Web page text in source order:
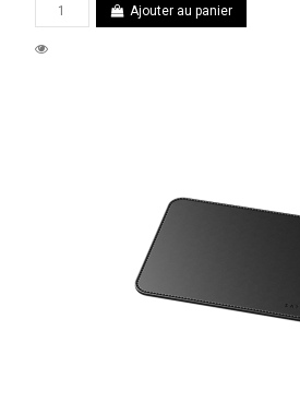
Ajouter au panier